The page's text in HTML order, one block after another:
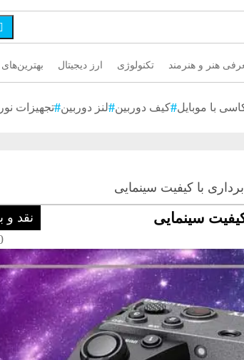
هنر و هنرمند تکنولوژی ارز دیجیتال بهترین‌های
با موبایل کیف دوربین لنز دوربین تجهیزات
نقد